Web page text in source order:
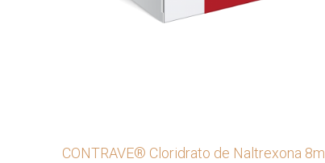
CONTRAVE® Cloridrato de Naltrexona